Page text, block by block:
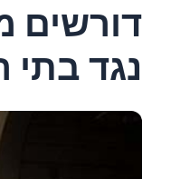
דורשים
נגד